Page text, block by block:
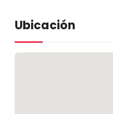
Ubicación